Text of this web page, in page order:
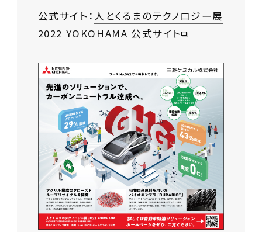
公式サイト： 人とくるまのテクノロジー展
2022 YOKOHAMA 公式サイト